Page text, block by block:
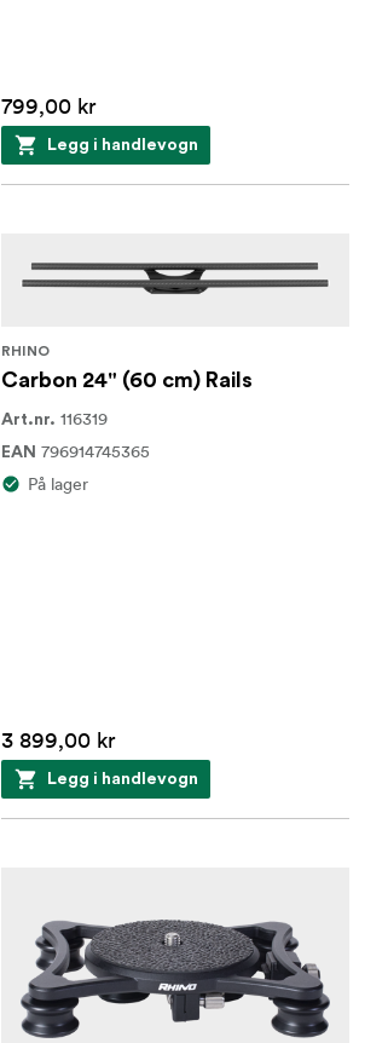
799,00 kr
Legg i handlevogn
RHINO
Carbon 24" (60 cm) Rails
Art.nr. 116319
EAN 796914745365
På lager
3 899,00 kr
Legg i handlevogn